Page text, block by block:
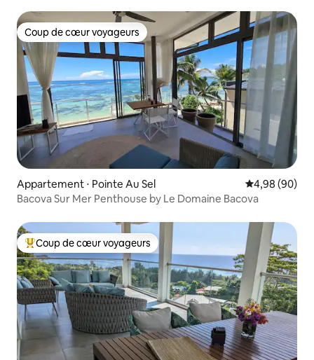
Coup de cœur voyageurs
Coup de cœur voyageurs
Appartement ⋅ Pointe Au Sel Évaluation
4,98 (90)
Bacova Sur Mer Penthouse by Le Domaine Bacova
Coups de cœur voyageurs les plus appréciés
Coup de cœur voyageurs